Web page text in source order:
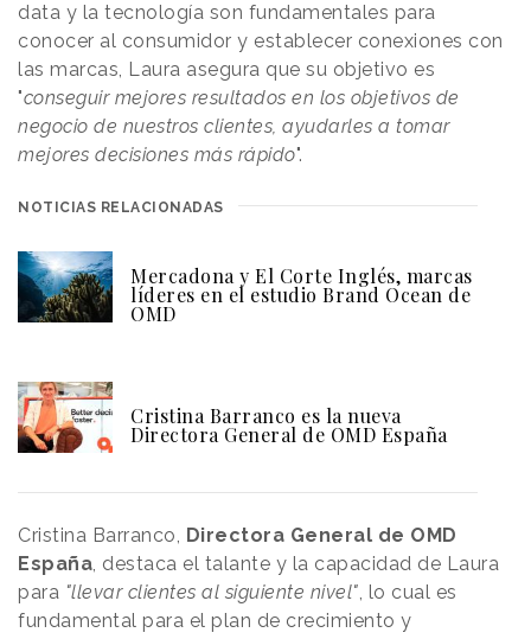
data y la tecnología son fundamentales para
conocer al consumidor y establecer conexiones con
las marcas, Laura asegura que su objetivo es
"conseguir mejores resultados en los objetivos de
negocio de nuestros clientes, ayudarles a tomar
mejores decisiones más rápido".
NOTICIAS RELACIONADAS
Mercadona y El Corte Inglés, marcas
líderes en el estudio Brand Ocean de
OMD
Cristina Barranco es la nueva
Directora General de OMD España
Cristina Barranco, Directora General de OMD
España, destaca el talante y la capacidad de Laura
para "llevar clientes al siguiente nivel", lo cual es
fundamental para el plan de crecimiento y